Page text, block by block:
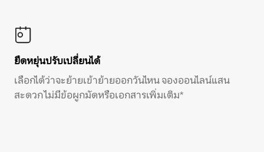
ยืดหยุ่นปรับเปลี่ยนได้
เลือกได้ว่าจะย้ายเข้าย้ายออกวันไหน จองออนไลน์แสน
สะดวก ไม่มีข้อผูกมัดหรือเอกสารเพิ่มเติม*